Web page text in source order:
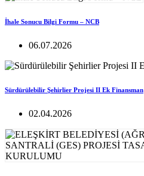
İhale Sonucu Bilgi Formu – NCB
06.07.2026
Sürdürülebilir Şehirlier Projesi II Ek Finansman
02.04.2026